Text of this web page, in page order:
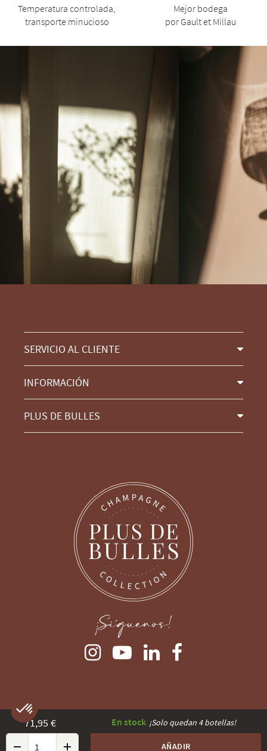
71,95 € En stock ¡Solo quedan 4 botellas!
AÑADIR
Temperatura controlada,
transporte minucioso
Mejor bodega
por Gault et Millau
SERVICIO AL CLIENTE
INFORMACIÓN
PLUS DE BULLES
¡Síguenos!